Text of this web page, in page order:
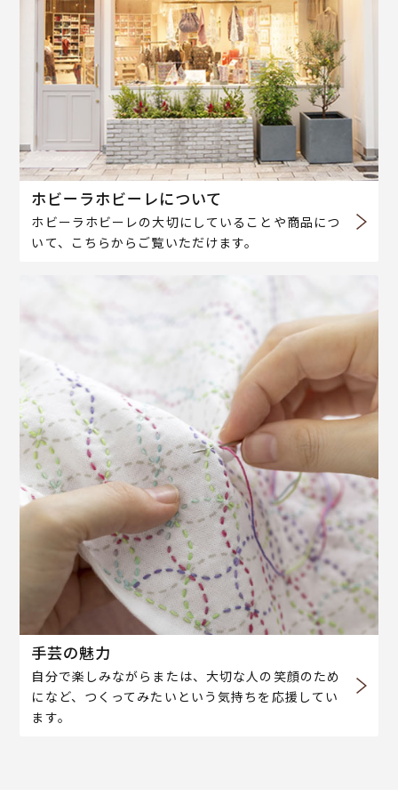
ホビーラホビーレについて
ホビーラホビーレの大切にしていることや商品につ
いて、こちらからご覧いただけます。
手芸の魅力
自分で楽しみながらまたは、大切な人の笑顔のため
になど、つくってみたいという気持ちを応援してい
ます。